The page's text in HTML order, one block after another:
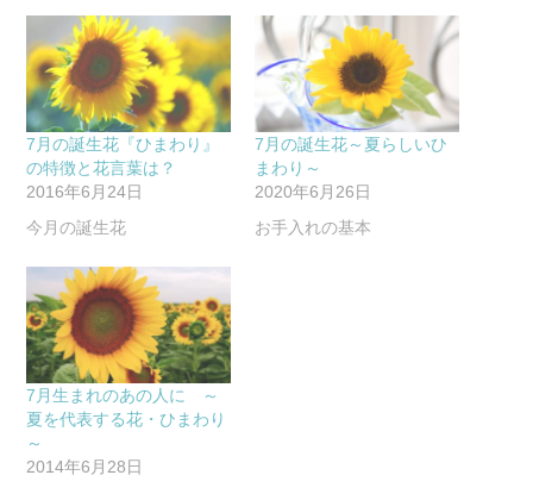
7月の誕生花『ひまわり』
の特徴と花言葉は？
2016年6月24日
今月の誕生花
7月の誕生花～夏らしいひ
まわり～
2020年6月26日
お手入れの基本
7月生まれのあの人に ～
夏を代表する花・ひまわり
～
2014年6月28日